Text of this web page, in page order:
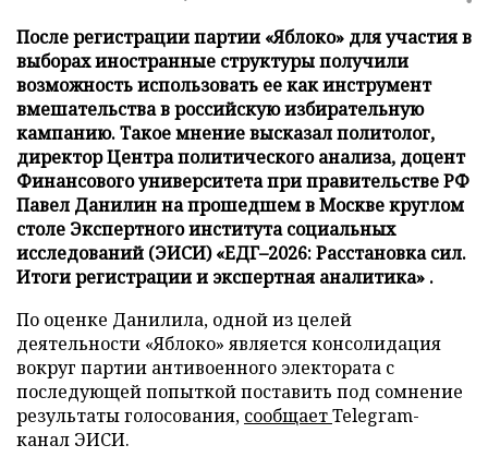
После регистрации партии «Яблоко» для участия в
выборах иностранные структуры получили
возможность использовать ее как инструмент
вмешательства в российскую избирательную
кампанию. Такое мнение высказал политолог,
директор Центра политического анализа, доцент
Финансового университета при правительстве РФ
Павел Данилин на прошедшем в Москве круглом
столе Экспертного института социальных
исследований (ЭИСИ) «ЕДГ–2026: Расстановка сил.
Итоги регистрации и экспертная аналитика» .
По оценке Данилила, одной из целей
деятельности «Яблоко» является консолидация
вокруг партии антивоенного электората с
последующей попыткой поставить под сомнение
результаты голосования, сообщаетTelegram-
канал ЭИСИ.